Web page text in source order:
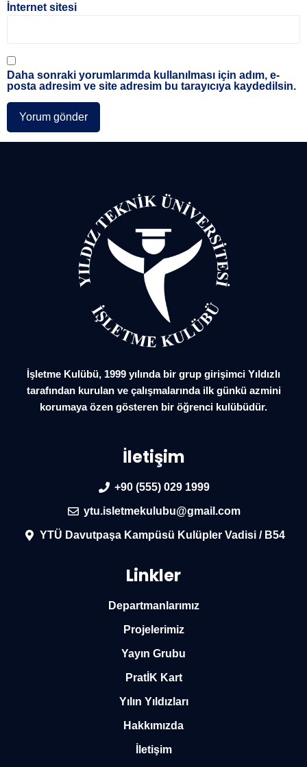
İnternet sitesi
Daha sonraki yorumlarımda kullanılması için adım, e-
posta adresim ve site adresim bu tarayıcıya kaydedilsin.
İşletme Kulübü, 1999 yılında bir grup girişimci Yıldızlı
tarafından kurulan ve çalışmalarında ilk günkü azmini
korumaya özen gösteren bir öğrenci kulübüdür.
İletişim
+90 (555) 029 1999
ytu.isletmekulubu@gmail.com
YTÜ Davutpaşa Kampüsü Kulüpler Vadisi / B54
Linkler
Departmanlarımız
Projelerimiz
Yayın Grubu
PratİK Kart
Yılın Yıldızları
Hakkımızda
İletişim